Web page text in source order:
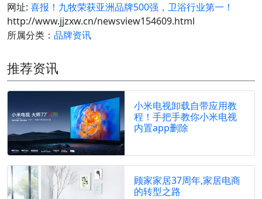
网址: 喜报！九牧荣获亚洲品牌500强，卫浴行业第一！
http://www.jjzxw.cn/newsview154609.html
所属分类： 品牌资讯
推荐资讯
小米电视卸载自带应用教
程！手把手教你小米电视
内置app删除
顾家家居37周年,家居电商
的转型之路